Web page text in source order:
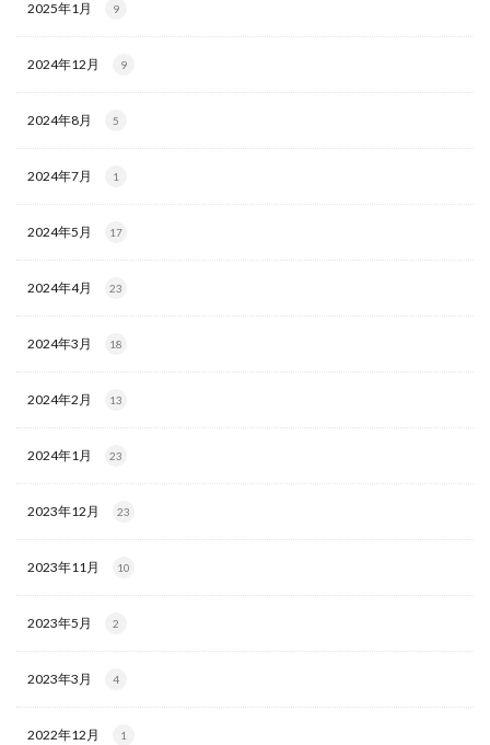
2025年1月 9
2024年12月 9
2024年8月 5
2024年7月 1
2024年5月 17
2024年4月 23
2024年3月 18
2024年2月 13
2024年1月 23
2023年12月 23
2023年11月 10
2023年5月 2
2023年3月 4
2022年12月 1